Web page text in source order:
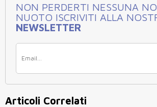
NON PERDERTI NESSUNA
NUOTO ISCRIVITI ALLA
NEWSLETTER
Articoli Correlati